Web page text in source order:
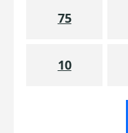
75
10